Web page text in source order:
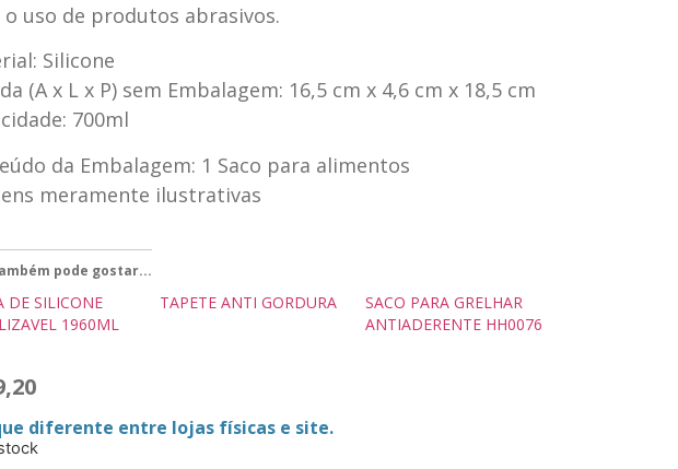
o uso de produtos abrasivos.
Silicone
(A x L x P) sem Embalagem: 16,5 cm x 4,6 cm x 18,5 cm
700ml
da Embalagem: 1 Saco para alimentos
meramente ilustrativas
pode gostar...
DE SILICONE
1960ML
TAPETE ANTI GORDURA
SACO PARA GRELHAR
ANTIADERENTE HH0076
diferente entre lojas físicas e site.